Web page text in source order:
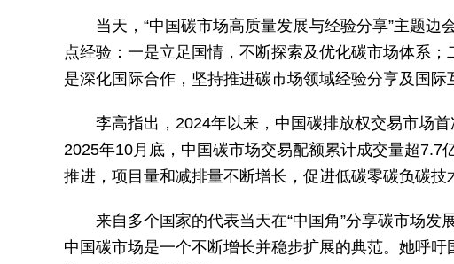
当天，“中国碳市场高质量发展与经验分享”主题边
点经验：一是立足国情，不断探索及优化碳市场体系
是深化国际合作，坚持推进碳市场领域经验分享及国际
李高指出，2024年以来，中国碳排放权交易市场
2025年10月底，中国碳市场交易配额累计成交量超
推进，项目量和减排量不断增长，促进低碳零碳负碳技
来自多个国家的代表当天在“中国角”分享碳市场发
中国碳市场是一个不断增长并稳步扩展的典范。她呼